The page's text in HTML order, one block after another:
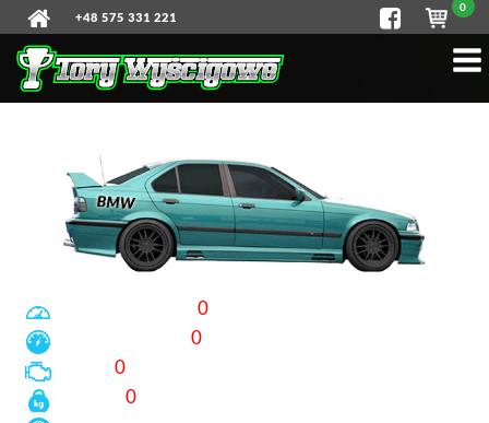
+48 575 331 221
0
DRIFT TAXI
0
0
0
0